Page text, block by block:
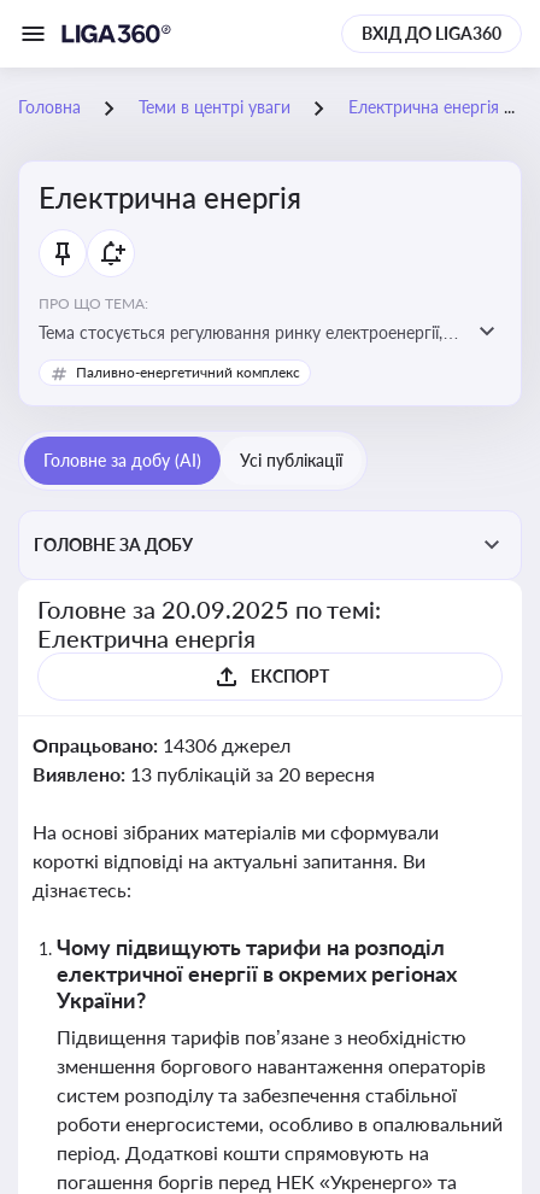
ВХІД ДО LIGA360
Головна Теми в центрі уваги Електрична енергія
Електрична енергія
ПРО ЩО ТЕМА:
Тема стосується регулювання ринку електроенергії,
включаючи її виробництво, постачання та фінансові
стимули для відновлюваної енергетики
Паливно-енергетичний комплекс
Головне за добу (AI) Усі публікації
ГОЛОВНЕ ЗА ДОБУ
Головне за 20.09.2025 по темі:
Електрична енергія
ЕКСПОРТ
Опрацьовано: 14306 джерел
Виявлено: 13 публікацій за 20 вересня
На основі зібраних матеріалів ми сформували
короткі відповіді на актуальні запитання. Ви
дізнаєтесь:
Чому підвищують тарифи на розподіл
електричної енергії в окремих регіонах
України?
Підвищення тарифів пов’язане з необхідністю
зменшення боргового навантаження операторів
систем розподілу та забезпечення стабільної
роботи енергосистеми, особливо в опалювальний
період. Додаткові кошти спрямовують на
погашення боргів перед НЕК «Укренерго» та